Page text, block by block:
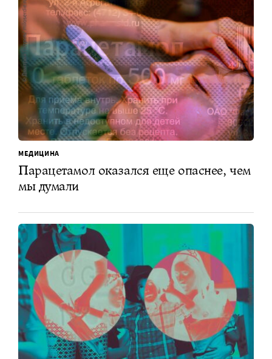
МЕДИЦИНА
Парацетамол оказался еще опаснее, чем
мы думали